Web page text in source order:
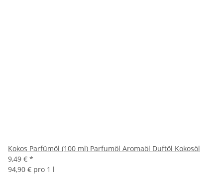
Kokos Parfümöl (100 ml) Parfumöl Aromaöl Duftöl Kokosöl
9,49 € *
94,90 € pro 1 l